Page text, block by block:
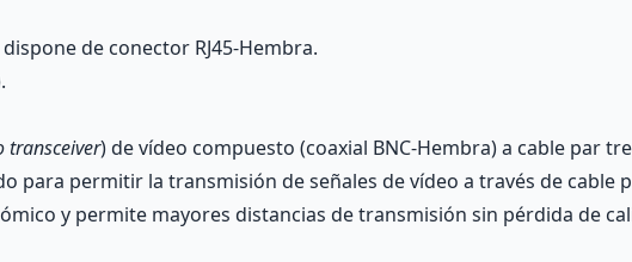
de conector RJ45-Hembra.
transceiver) de vídeo compuesto (coaxial BNC-Hembra) a cable par
para permitir la transmisión de señales de vídeo a través de cable
y permite mayores distancias de transmisión sin pérdida de